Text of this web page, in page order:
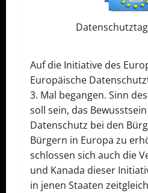
Auf die Initiative des
Europäische
3. Mal begangen. Sinn
soll sein, das
Datenschutz bei den
Bürgern in Europa zu
schlossen sich auch die
und Kanada dieser
in jenen Staaten